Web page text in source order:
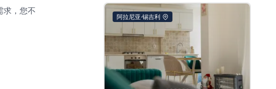
求，您不
阿拉尼亚·锡吉利